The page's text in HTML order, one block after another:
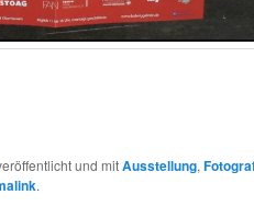
und mitAusstellung,
.